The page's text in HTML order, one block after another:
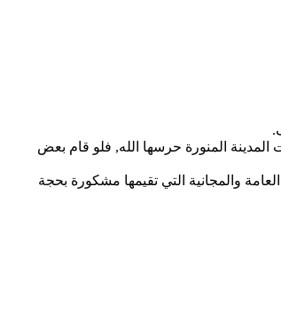
المنورة حرسها الله, فلو قام بعض
والمجانية التي تقيمها مشكورة بحجة